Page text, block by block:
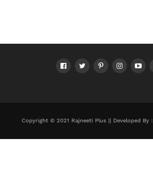
Copyright © 2021 Rajneeti Plus || Developed By :